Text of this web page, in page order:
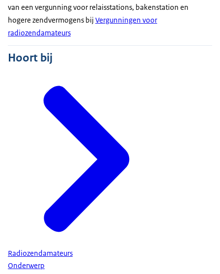
van een vergunning voor relaisstations, bakenstation en
hogere zendvermogens bij Vergunningen voor
radiozendamateurs
Hoort bij
Radiozendamateurs
Onderwerp